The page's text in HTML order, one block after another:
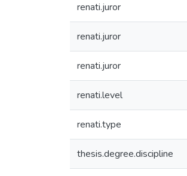
renati.juror
renati.juror
renati.juror
renati.level
renati.type
thesis.degree.discipline